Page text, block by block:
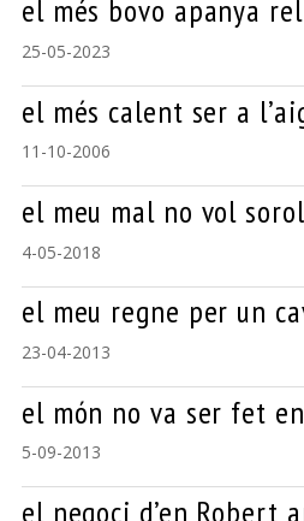
el més bovo apanya
25-05-2023
el més calent ser a
11-10-2006
el meu mal no vol
4-05-2018
el meu regne per un
23-04-2013
el món no va ser fet
5-09-2013
el negoci d’en Robert